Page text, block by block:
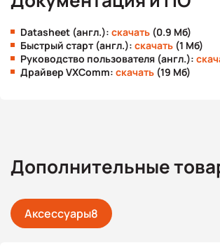
Datasheet (англ.): скачать (0.9 Мб)
Быстрый старт (англ.): скачать (1 Мб)
Руководство пользователя (англ.):
Драйвер VXComm: скачать (19 Мб)
Дополнительные
Аксессуары8